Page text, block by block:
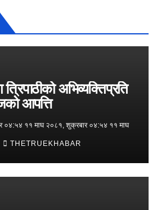
त्रिपाठीको अभिव्यक्तिप्रति
आपत्ति
०४:५४ ११ माघ २०८१, शुक्रबार ०४:५४ ११ माघ
THETRUEKHABAR